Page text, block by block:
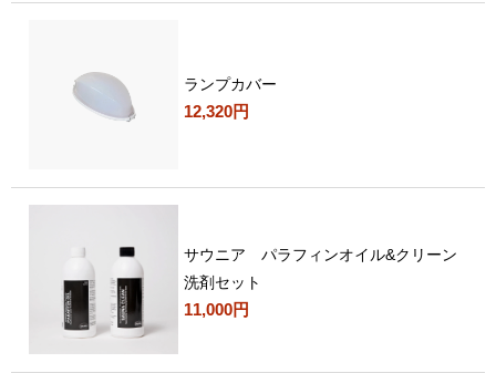
ランプカバー
12,320円
サウニア パラフィンオイル&クリーン
洗剤セット
11,000円